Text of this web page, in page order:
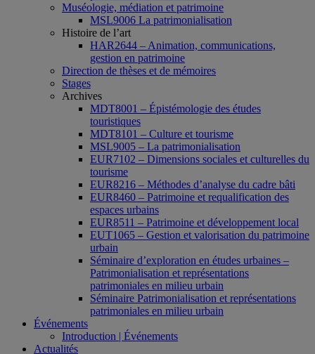
Muséologie, médiation et patrimoine
MSL9006 La patrimonialisation
Histoire de l’art
HAR2644 – Animation, communications,
gestion en patrimoine
Direction de thèses et de mémoires
Stages
Archives
MDT8001 – Épistémologie des études
touristiques
MDT8101 – Culture et tourisme
MSL9005 – La patrimonialisation
EUR7102 – Dimensions sociales et culturelles du
tourisme
EUR8216 – Méthodes d’analyse du cadre bâti
EUR8460 – Patrimoine et requalification des
espaces urbains
EUR8511 – Patrimoine et développement local
EUT1065 – Gestion et valorisation du patrimoine
urbain
Séminaire d’exploration en études urbaines –
Patrimonialisation et représentations
patrimoniales en milieu urbain
Séminaire Patrimonialisation et représentations
patrimoniales en milieu urbain
Événements
Introduction | Événements
Actualités